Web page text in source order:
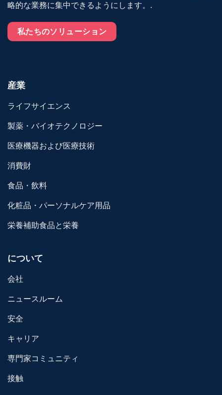
略的な業務に集中できるようにします。.
私たちのソリューション
産業
ライフサイエンス
製薬・バイオテクノロジー
医療機器および医療技術
消費財
食品・飲料
化粧品・パーソナルケア用品
栄養補助食品と栄養
について
会社
ニュースルーム
安全
キャリア
専門家コミュニティ
接触